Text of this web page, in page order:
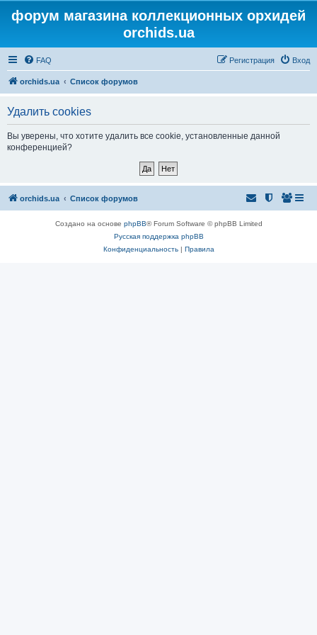
форум магазина коллекционных орхидей
orchids.ua
FAQ Вход
Регистрация
orchids.ua Список форумов
Удалить cookies
Вы уверены, что хотите удалить все cookie, установленные данной
конференцией?
orchids.ua Список форумов
Создано на основе phpBB® Forum Software © phpBB Limited
Русская поддержка phpBB
Конфиденциальность| Правила